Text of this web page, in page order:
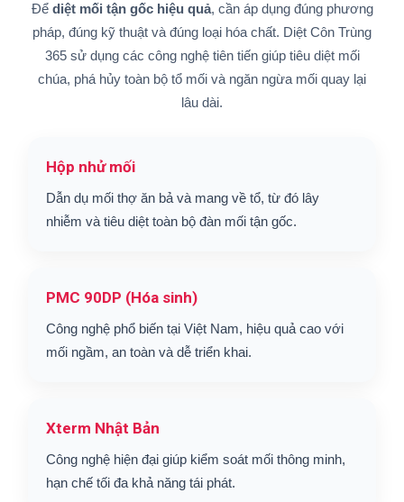
Để diệt mối tận gốc hiệu quả, cần áp dụng đúng phương
pháp, đúng kỹ thuật và đúng loại hóa chất. Diệt Côn Trùng
365 sử dụng các công nghệ tiên tiến giúp tiêu diệt mối
chúa, phá hủy toàn bộ tổ mối và ngăn ngừa mối quay lại
lâu dài.
Hộp nhử mối
Dẫn dụ mối thợ ăn bả và mang về tổ, từ đó lây
nhiễm và tiêu diệt toàn bộ đàn mối tận gốc.
PMC 90DP (Hóa sinh)
Công nghệ phổ biến tại Việt Nam, hiệu quả cao với
mối ngầm, an toàn và dễ triển khai.
Xterm Nhật Bản
Công nghệ hiện đại giúp kiểm soát mối thông minh,
hạn chế tối đa khả năng tái phát.